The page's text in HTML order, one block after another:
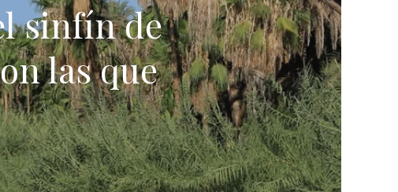
sinfín de
las que